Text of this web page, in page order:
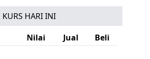
KURS HARI INI
Nilai Jual Beli